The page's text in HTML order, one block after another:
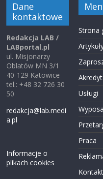
Dane
kontaktowe
Redakcja LAB /
LABportal.pl
ul. Misjonarzy
Oblatów MN 3/1
40-129 Katowice
tel.: +48 32 726 30
50
redakcja@lab.medi
a.pl
Informacje o
plikach cookies
Strona
Usługi
Praca
Kontakt